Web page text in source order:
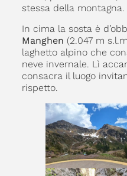
stessa della montagna.
In cima la sosta è
Manghen (2.047 m
laghetto alpino che
neve invernale. Lì
consacra il luogo
rispetto.